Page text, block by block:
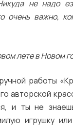
не надо
очень важно,
работы
авторской
и ты не
игрушку